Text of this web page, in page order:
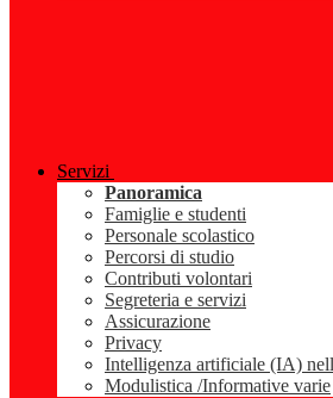
Servizi
Panoramica
Famiglie e studenti
Personale scolastico
Percorsi di studio
Contributi volontari
Segreteria e servizi
Assicurazione
Privacy
Intelligenza artificiale (IA)
Modulistica /Informative varie